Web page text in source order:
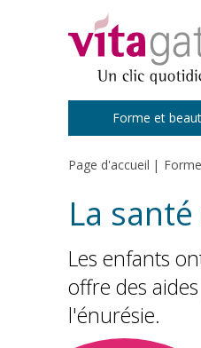
Forme et
Page d'accueil
La
Les enfants
offre des
l'énurésie.